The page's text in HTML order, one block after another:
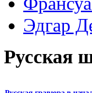
Эдгар
Русская